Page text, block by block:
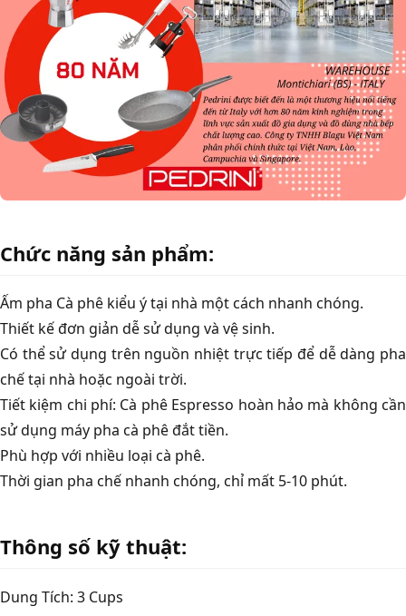
Chức năng sản phẩm:
Ấm pha Cà phê kiểu ý tại nhà một cách nhanh chóng.
Thiết kế đơn giản dễ sử dụng và vệ sinh.
Có thể sử dụng trên nguồn nhiệt trực tiếp để dễ dàng pha
chế tại nhà hoặc ngoài trời.
Tiết kiệm chi phí: Cà phê Espresso hoàn hảo mà không cần
sử dụng máy pha cà phê đắt tiền.
Phù hợp với nhiều loại cà phê.
Thời gian pha chế nhanh chóng, chỉ mất 5-10 phút.
Thông số kỹ thuật:
Dung Tích: 3 Cups